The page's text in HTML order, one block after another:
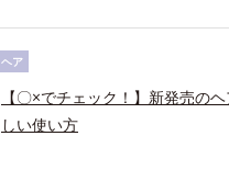
ヘア
【〇×でチェック！】新発売の
しい使い方